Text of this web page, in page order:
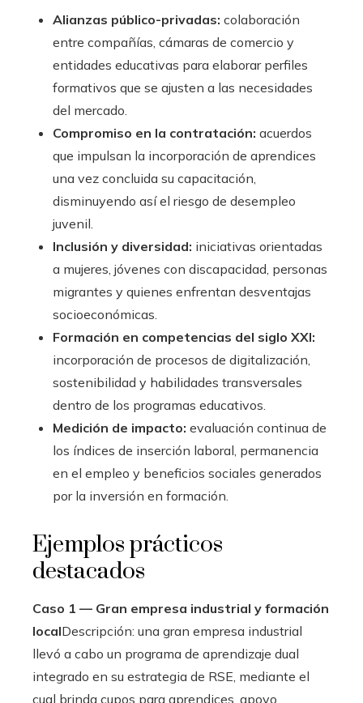
Alianzas público-privadas: colaboración
entre compañías, cámaras de comercio y
entidades educativas para elaborar perfiles
formativos que se ajusten a las necesidades
del mercado.
Compromiso en la contratación: acuerdos
que impulsan la incorporación de aprendices
una vez concluida su capacitación,
disminuyendo así el riesgo de desempleo
juvenil.
Inclusión y diversidad: iniciativas orientadas
a mujeres, jóvenes con discapacidad, personas
migrantes y quienes enfrentan desventajas
socioeconómicas.
Formación en competencias del siglo XXI:
incorporación de procesos de digitalización,
sostenibilidad y habilidades transversales
dentro de los programas educativos.
Medición de impacto: evaluación continua de
los índices de inserción laboral, permanencia
en el empleo y beneficios sociales generados
por la inversión en formación.
Ejemplos prácticos
destacados
Caso 1 — Gran empresa industrial y formación
localDescripción: una gran empresa industrial
llevó a cabo un programa de aprendizaje dual
integrado en su estrategia de RSE, mediante el
cual brinda cupos para aprendices, apoyo